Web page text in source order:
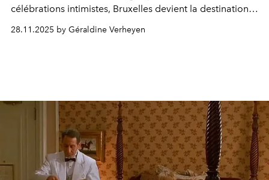
célébrations intimistes, Bruxelles devient la destination
28.11.2025 by Géraldine Verheyen